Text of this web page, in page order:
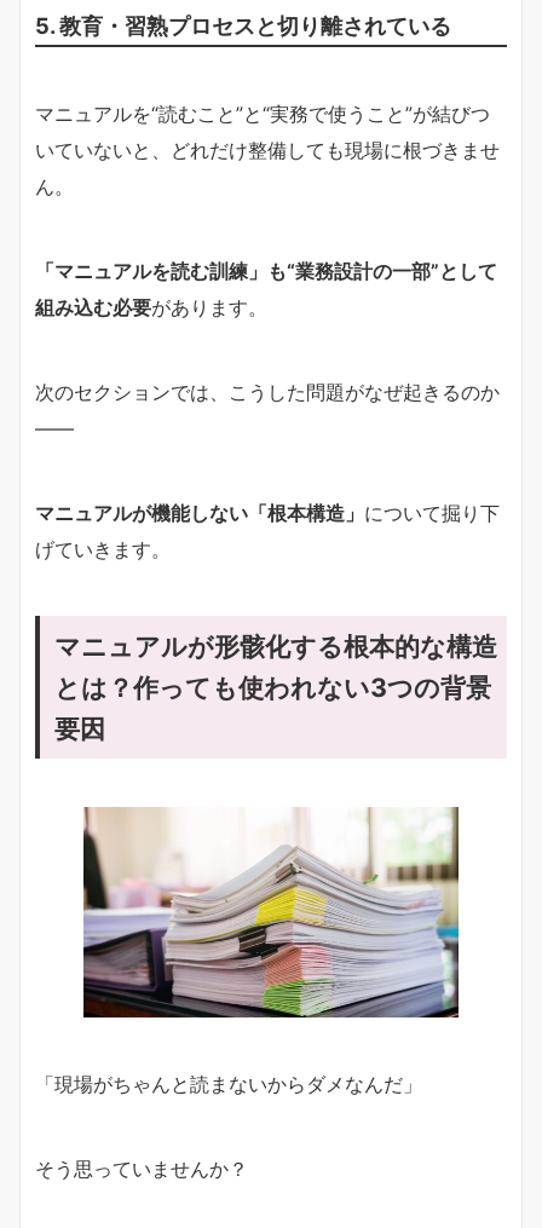
5. 教育・習熟プロセスと切り離されている
マニュアルを“読むこと”と“実務で使うこと”が結びつ
いていないと、どれだけ整備しても現場に根づきませ
ん。
「マニュアルを読む訓練」も“業務設計の一部”として
組み込む必要があります。
次のセクションでは、こうした問題がなぜ起きるのか
――
マニュアルが機能しない「根本構造」 について掘り下
げていきます。
マニュアルが形骸化する根本的な構造
とは？作っても使われない3つの背景
要因
「現場がちゃんと読まないからダメなんだ」
そう思っていませんか？